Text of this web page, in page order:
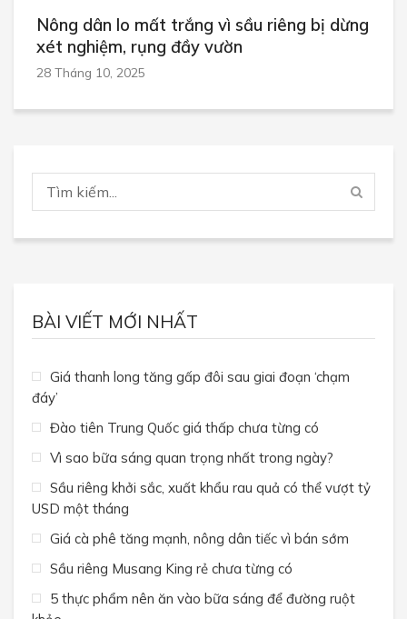
Nông dân lo mất trắng vì sầu riêng bị dừng
xét nghiệm, rụng đầy vườn
28 Tháng 10, 2025
BÀI VIẾT MỚI NHẤT
Giá thanh long tăng gấp đôi sau giai đoạn ‘chạm
đáy’
Đào tiên Trung Quốc giá thấp chưa từng có
Vì sao bữa sáng quan trọng nhất trong ngày?
Sầu riêng khởi sắc, xuất khẩu rau quả có thể vượt tỷ
USD một tháng
Giá cà phê tăng mạnh, nông dân tiếc vì bán sớm
Sầu riêng Musang King rẻ chưa từng có
5 thực phẩm nên ăn vào bữa sáng để đường ruột